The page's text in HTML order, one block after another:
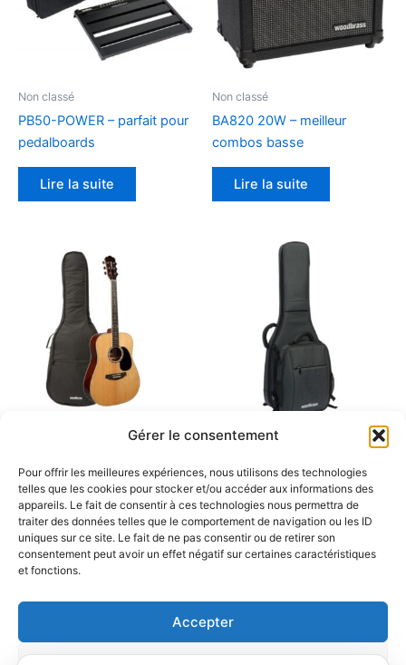
Gérer le consentement
Pour offrir les meilleures expériences, nous utilisons des technologies
telles que les cookies pour stocker et/ou accéder aux informations des
appareils. Le fait de consentir à ces technologies nous permettra de
traiter des données telles que le comportement de navigation ou les ID
uniques sur ce site. Le fait de ne pas consentir ou de retirer son
consentement peut avoir un effet négatif sur certaines caractéristiques
et fonctions.
Accepter
Non classé
PB50-POWER – parfait pour
pedalboards
Lire la suite
Non classé
BA820 20W – meilleur
combos basse
Lire la suite
Housse – haut de gamme
folk
Lire la suite
Non classé
Électrique + Sac à Dos –
parfait pour pour guitare
électrique